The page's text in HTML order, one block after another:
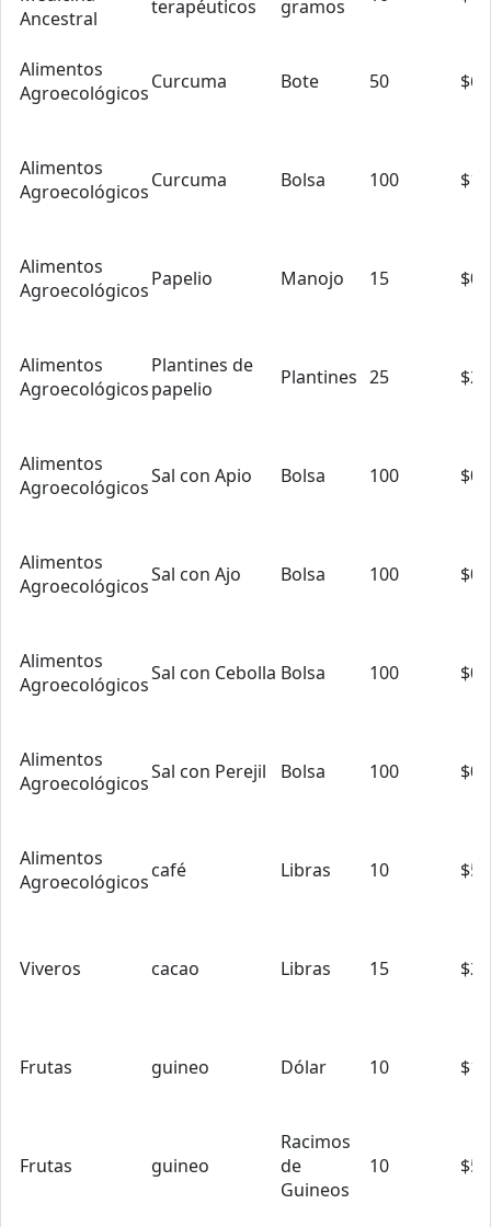
Ancestral
terapéuticos gramos
Alimentos
AgroecológicosCurcuma Bote 50
Alimentos
AgroecológicosCurcuma Bolsa 100
Alimentos
AgroecológicosPapelio Manojo 15
Alimentos
Agroecológicos
Plantines de
papelio
Plantines 25
Alimentos
AgroecológicosSal con Apio Bolsa 100
Alimentos
AgroecológicosSal con Ajo Bolsa 100
Alimentos
AgroecológicosSal con Cebolla Bolsa 100
Alimentos
AgroecológicosSal con Perejil Bolsa 100
Alimentos
Agroecológicoscafé Libras 10
Viveros cacao Libras 15
Frutas guineo Dólar 10
Frutas guineo
Racimos
de
Guineos
10